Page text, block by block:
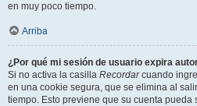
en muy poco tiempo.
Arriba
¿Por qué mi sesión de usuario expira
Si no activa la casilla Recordarcuando
en una cookie segura, que se elimina al
tiempo. Esto previene que su cuenta pueda